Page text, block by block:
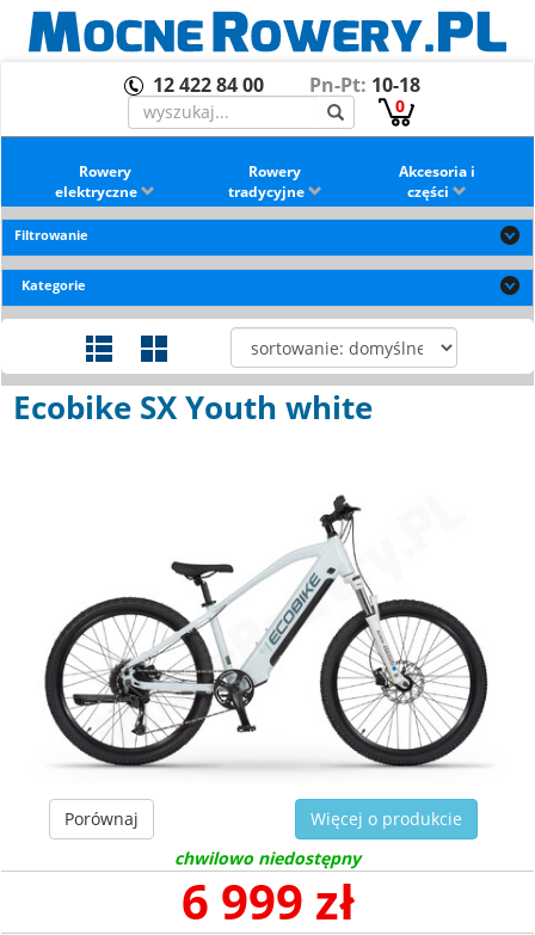
12 422 84 00 Pn-Pt: 10-18
0
Rowery
elektryczne
Rowery
tradycyjne
Akcesoria i
części
Filtrowanie
Kategorie
Ecobike SX Youth white
Porównaj
Więcej o produkcie
chwilowo niedostępny
6 999 zł